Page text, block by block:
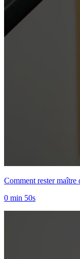
Comment rester maître
0 min 50s